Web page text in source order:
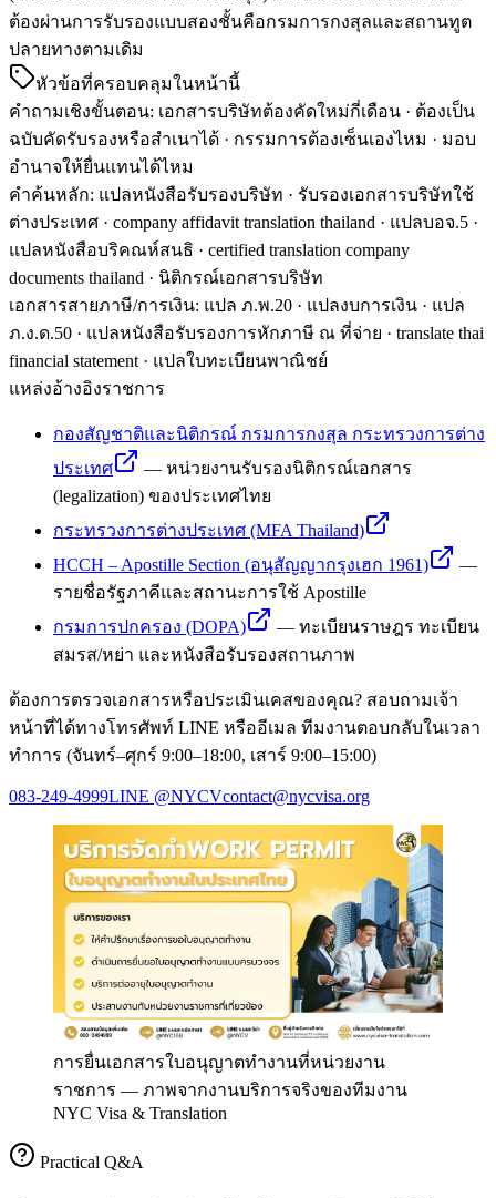
ต้องผ่านการรับรองแบบสองชั้นคือกรมการกงสุลและสถานทูต
ปลายทางตามเดิม
หัวข้อที่ครอบคลุมในหน้านี้
คำถามเชิงขั้นตอน: เอกสารบริษัทต้องคัดใหม่กี่เดือน · ต้องเป็น
ฉบับคัดรับรองหรือสำเนาได้ · กรรมการต้องเซ็นเองไหม · มอบ
อำนาจให้ยื่นแทนได้ไหม
คำค้นหลัก: แปลหนังสือรับรองบริษัท · รับรองเอกสารบริษัทใช้
ต่างประเทศ · company affidavit translation thailand · แปลบอจ.5 ·
แปลหนังสือบริคณห์สนธิ · certified translation company
documents thailand · นิติกรณ์เอกสารบริษัท
เอกสารสายภาษี/การเงิน: แปล ภ.พ.20 · แปลงบการเงิน · แปล
ภ.ง.ด.50 · แปลหนังสือรับรองการหักภาษี ณ ที่จ่าย · translate thai
financial statement · แปลใบทะเบียนพาณิชย์
แหล่งอ้างอิงราชการ
กองสัญชาติและนิติกรณ์ กรมการกงสุล กระทรวงการต่าง
ประเทศ
— หน่วยงานรับรองนิติกรณ์เอกสาร
(legalization) ของประเทศไทย
กระทรวงการต่างประเทศ (MFA Thailand)
HCCH – Apostille Section (อนุสัญญากรุงเฮก 1961)
—
รายชื่อรัฐภาคีและสถานะการใช้ Apostille
กรมการปกครอง (DOPA)
— ทะเบียนราษฎร ทะเบียน
สมรส/หย่า และหนังสือรับรองสถานภาพ
ต้องการตรวจเอกสารหรือประเมินเคสของคุณ? สอบถามเจ้า
หน้าที่ได้ทางโทรศัพท์ LINE หรืออีเมล ทีมงานตอบกลับในเวลา
ทำการ (จันทร์–ศุกร์ 9:00–18:00, เสาร์ 9:00–15:00)
083-249-4999LINE @NYCVcontact@nycvisa.org
การยื่นเอกสารใบอนุญาตทำงานที่หน่วยงาน
ราชการ — ภาพจากงานบริการจริงของทีมงาน
NYC Visa & Translation
Practical Q&A